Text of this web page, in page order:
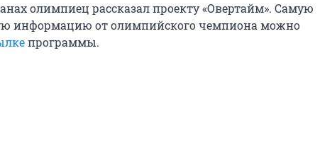
олимпиец рассказал проекту «Овертайм». Самую
информацию от олимпийского чемпиона можно
программы.